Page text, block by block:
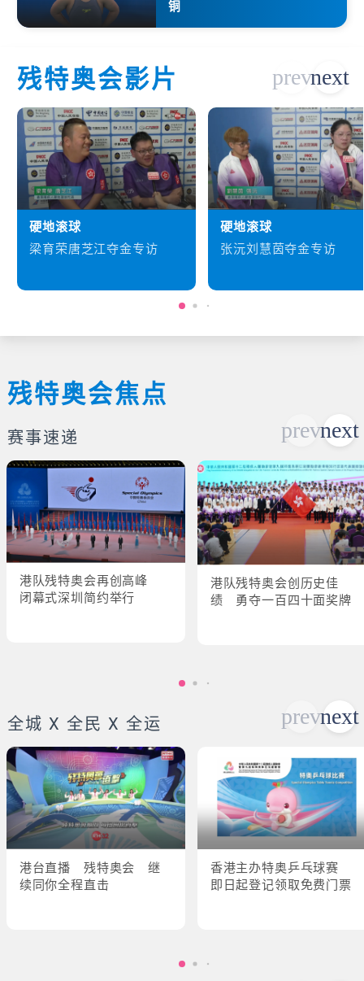
铜
残特奥会影片
硬地滚球
梁育荣唐芝江夺金专访
硬地滚球
张沅刘慧茵夺金专访
残特奥会焦点
赛事速递
港队残特奥会再创高峰
闭幕式深圳简约举行
港队残特奥会创历史佳
绩 勇夺一百四十面奖牌
全城 X 全民 X 全运
港台直播 残特奥会 继
续同你全程直击
香港主办特奥乒乓球赛
即日起登记领取免费门票